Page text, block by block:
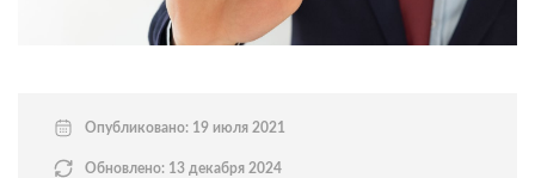
Опубликовано: 19 июля 2021
Обновлено: 13 декабря 2024